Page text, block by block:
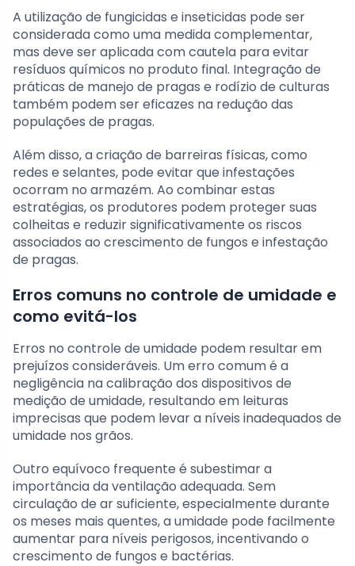
A utilização de fungicidas e inseticidas pode ser
considerada como uma medida complementar,
mas deve ser aplicada com cautela para evitar
resíduos químicos no produto final. Integração de
práticas de manejo de pragas e rodízio de culturas
também podem ser eficazes na redução das
populações de pragas.
Além disso, a criação de barreiras físicas, como
redes e selantes, pode evitar que infestações
ocorram no armazém. Ao combinar estas
estratégias, os produtores podem proteger suas
colheitas e reduzir significativamente os riscos
associados ao crescimento de fungos e infestação
de pragas.
Erros comuns no controle de umidade e
como evitá-los
Erros no controle de umidade podem resultar em
prejuízos consideráveis. Um erro comum é a
negligência na calibração dos dispositivos de
medição de umidade, resultando em leituras
imprecisas que podem levar a níveis inadequados de
umidade nos grãos.
Outro equívoco frequente é subestimar a
importância da ventilação adequada. Sem
circulação de ar suficiente, especialmente durante
os meses mais quentes, a umidade pode facilmente
aumentar para níveis perigosos, incentivando o
crescimento de fungos e bactérias.